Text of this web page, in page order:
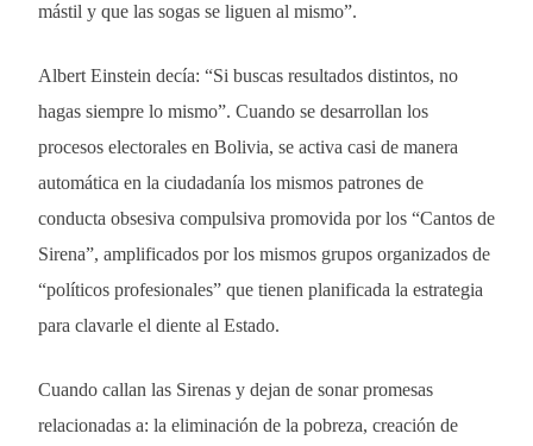
mástil y que las sogas se liguen al mismo”.
Albert Einstein decía: “Si buscas resultados distintos, no
hagas siempre lo mismo”. Cuando se desarrollan los
procesos electorales en Bolivia, se activa casi de manera
automática en la ciudadanía los mismos patrones de
conducta obsesiva compulsiva promovida por los “Cantos de
Sirena”, amplificados por los mismos grupos organizados de
“políticos profesionales” que tienen planificada la estrategia
para clavarle el diente al Estado.
Cuando callan las Sirenas y dejan de sonar promesas
relacionadas a: la eliminación de la pobreza, creación de